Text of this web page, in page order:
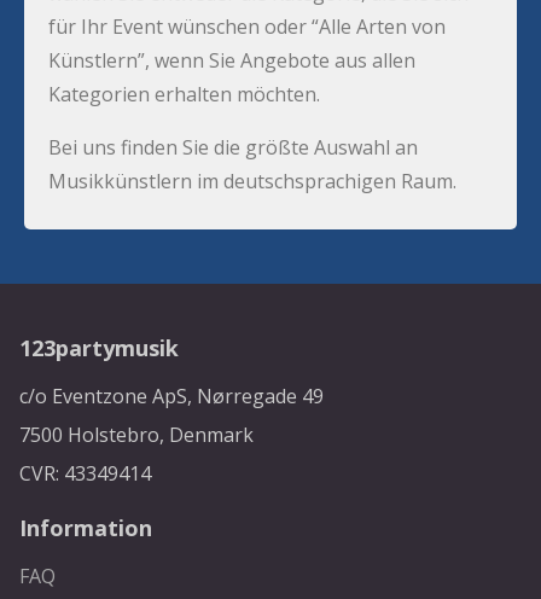
für Ihr Event wünschen oder “Alle Arten von
Künstlern”, wenn Sie Angebote aus allen
Kategorien erhalten möchten.
Bei uns finden Sie die größte Auswahl an
Musikkünstlern im deutschsprachigen Raum.
123partymusik
c/o Eventzone ApS, Nørregade 49
7500 Holstebro, Denmark
CVR: 43349414
Information
FAQ